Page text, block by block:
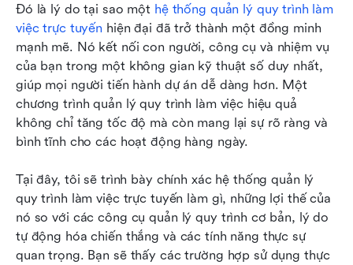
Đó là lý do tại sao một hệ thống quản lý quy trình làm
việc trực tuyến hiện đại đã trở thành một đồng minh
mạnh mẽ. Nó kết nối con người, công cụ và nhiệm vụ
của bạn trong một không gian kỹ thuật số duy nhất,
giúp mọi người tiến hành dự án dễ dàng hơn. Một
chương trình quản lý quy trình làm việc hiệu quả
không chỉ tăng tốc độ mà còn mang lại sự rõ ràng và
bình tĩnh cho các hoạt động hàng ngày.
Tại đây, tôi sẽ trình bày chính xác hệ thống quản lý
quy trình làm việc trực tuyến làm gì, những lợi thế của
nó so với các công cụ quản lý quy trình cơ bản, lý do
tự động hóa chiến thắng và các tính năng thực sự
quan trọng. Bạn sẽ thấy các trường hợp sử dụng thực
Xu hướng thế hệ tiếp theo trong các hệ thống
quản lý quy trình làm việc trực tuyến
Kết luận
Câu hỏi thường gặp
Đọc thêm